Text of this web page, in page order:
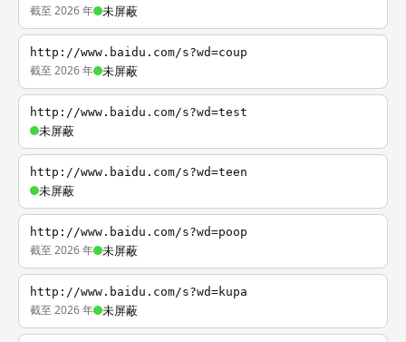
截至 2026 年 未屏蔽
http://www.baidu.com/s?wd=coup
截至 2026 年 未屏蔽
http://www.baidu.com/s?wd=test
未屏蔽
http://www.baidu.com/s?wd=teen
未屏蔽
http://www.baidu.com/s?wd=poop
截至 2026 年 未屏蔽
http://www.baidu.com/s?wd=kupa
截至 2026 年 未屏蔽